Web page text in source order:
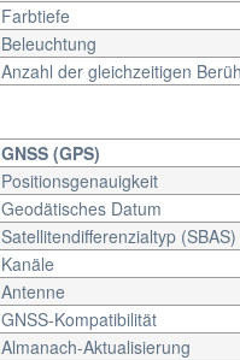
Farbtiefe
Beleuchtung
Anzahl der gleichzeitigen
GNSS (GPS)
Positionsgenauigkeit
Geodätisches Datum
Satellitendifferenzialtyp (SBAS)
Kanäle
Antenne
GNSS-Kompatibilität
Almanach-Aktualisierung